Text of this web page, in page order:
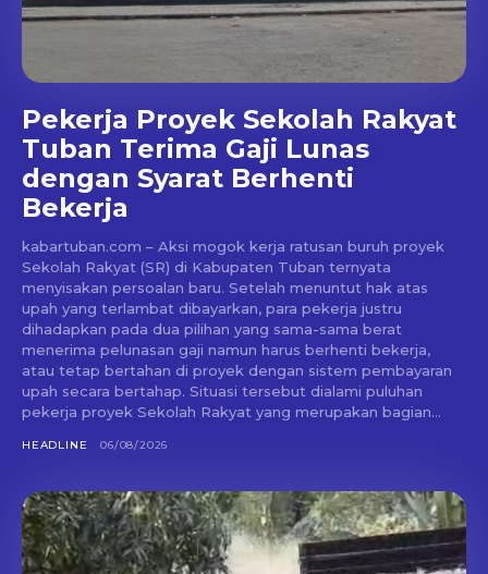
Pekerja Proyek Sekolah Rakyat
Tuban Terima Gaji Lunas
dengan Syarat Berhenti
Bekerja
kabartuban.com – Aksi mogok kerja ratusan buruh proyek
Sekolah Rakyat (SR) di Kabupaten Tuban ternyata
menyisakan persoalan baru. Setelah menuntut hak atas
upah yang terlambat dibayarkan, para pekerja justru
dihadapkan pada dua pilihan yang sama-sama berat
menerima pelunasan gaji namun harus berhenti bekerja,
atau tetap bertahan di proyek dengan sistem pembayaran
upah secara bertahap. Situasi tersebut dialami puluhan
pekerja proyek Sekolah Rakyat yang merupakan bagian...
HEADLINE 06/08/2026